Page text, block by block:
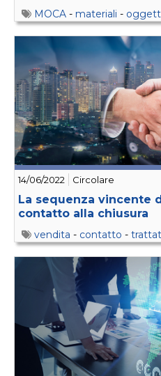
MOCA - materiali -
14/06/2022 Circolare
La sequenza vincente
contatto alla chiusura
vendita - contatto -